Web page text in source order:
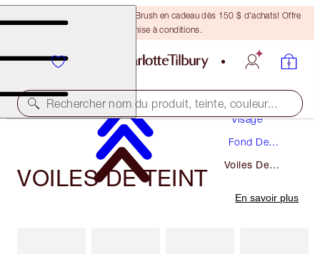
Recevez un pinceau Bronzing Brush en cadeau dès 150 $ d'achats! Offre
soumise à conditions.
Rechercher nom du produit, teinte, couleur...
Visage
Fond De
Voiles De
VOILES DE TEINT
En savoir plus